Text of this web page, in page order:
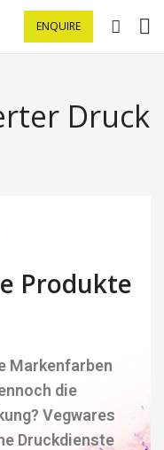
ENQUIRE
Druck
Produkte
Markenfarben
die
Vegwares
Druckdienste